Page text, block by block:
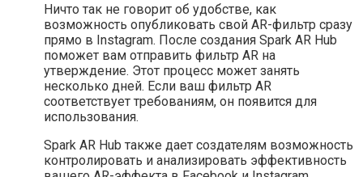
Ничто так не говорит об удобстве, как
возможность опубликовать свой AR-фильтр сразу
прямо в Instagram. После создания Spark AR Hub
поможет вам отправить фильтр AR на
утверждение. Этот процесс может занять
несколько дней. Если ваш фильтр AR
соответствует требованиям, он появится для
использования.
Spark AR Hub также дает создателям возможность
контролировать и анализировать эффективность